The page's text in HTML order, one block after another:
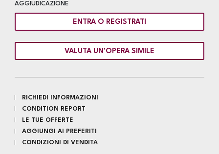
AGGIUDICAZIONE
ENTRA O REGISTRATI
VALUTA UN'OPERA SIMILE
RICHIEDI INFORMAZIONI
CONDITION REPORT
LE TUE OFFERTE
AGGIUNGI AI PREFERITI
CONDIZIONI DI VENDITA